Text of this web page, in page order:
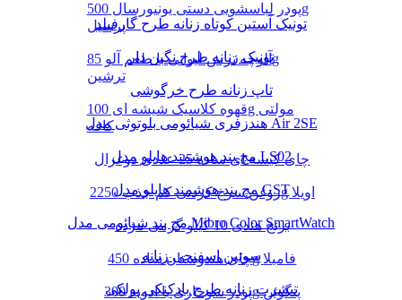
پودر لباسشویی دستی یونیورسال 500g
پرسیل
آلوچه ترش لیوانی با طعم آلو 85g
ترشین
قهوه کلاسیک شیشه ای 100g مولتی
کافه
چای کیسه ای ساده 25 عددی دوغزال
روغن سرخ کردنی کم جذب 2250g اویلا
برنج هندی 10 کیلو گرمی مژده
چای هندوستان ساده 450g فامیلا
پودر سوخاری با ادویه 300g پنگوئن
تونیک آستین کوتاه زنانه طرح گارفیلد
تونیک زنانه طرح نگین دار
تاپ زنانه طرح خرگوشی
هندزفری شیائومی بلوتوثی مدل Air 2SE
مچ بند هوشمند هایلو مدل LS02
مچ بند هوشمند هایلو مدل GST
مچ بند شیائومی مدل Mibro Color SmartWatch
سوتین اسفنجی زنانه
تیشرت زنانه طرح بادکنکی پولکی